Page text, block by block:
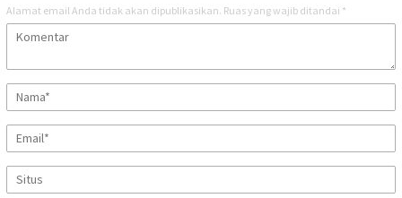
Alamat email Anda tidak akan dipublikasikan. Ruas yang wajib ditandai *